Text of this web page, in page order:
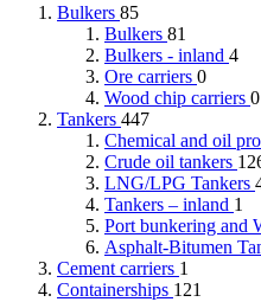
Bulkers 85
Bulkers 81
Bulkers - inland 4
Ore carriers 0
Wood chip carriers 0
Tankers 447
Chemical and oil
Crude oil tankers
LNG/LPG Tankers
Tankers – inland 1
Port bunkering and
Asphalt-Bitumen
Cement carriers 1
Containerships 121